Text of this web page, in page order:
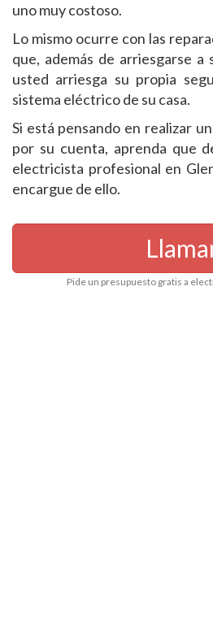
uno muy costoso.
Lo mismo ocurre con las
que, además de arriesgarse a
usted arriesga su propia
sistema eléctrico de su casa.
Si está pensando en realizar
por su cuenta, aprenda que
electricista profesional en
encargue de ello.
Pide un presupuesto gratis a